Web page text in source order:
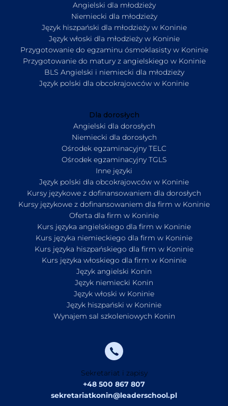
Angielski dla młodzieży
Niemiecki dla młodzieży
Język hiszpański dla młodzieży w Koninie
Język włoski dla młodzieży w Koninie
Przygotowanie do egzaminu ósmoklasisty w Koninie
Przygotowanie do matury z angielskiego w Koninie
BLS Angielski i niemiecki dla młodzieży
Język polski dla obcokrajowców w Koninie
Dla dorosłych
Angielski dla dorosłych
Niemiecki dla dorosłych
Ośrodek egzaminacyjny TELC
Ośrodek egzaminacyjny TGLS
Inne języki
Język polski dla obcokrajowców w Koninie
Kursy językowe z dofinansowaniem dla dorosłych
Kursy językowe z dofinansowaniem dla firm w Koninie
Oferta dla firm w Koninie
Kurs języka angielskiego dla firm w Koninie
Kurs języka niemieckiego dla firm w Koninie
Kurs języka hiszpańskiego dla firm w Koninie
Kurs języka włoskiego dla firm w Koninie
Język angielski Konin
Język niemiecki Konin
Język włoski w Koninie
Język hiszpański w Koninie
Wynajem sal szkoleniowych Konin
Sekretariat i zapisy
+48 500 867 807
sekretariatkonin@leaderschool.pl